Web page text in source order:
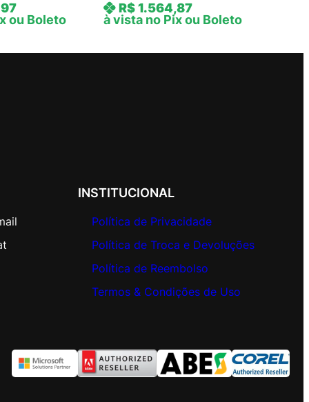
ou Boleto
R$1.564,87
à vista no Pix ou Boleto
INSTITUCIONAL
Política de Privacidade
Política de Troca e Devoluções
Política de Reembolso
Termos & Condições de Uso